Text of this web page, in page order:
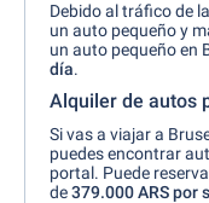
Debido al tráfico de
un auto pequeño y
un auto pequeño en
día.
Alquiler de autos
Si vas a viajar a
puedes encontrar
portal. Puede
de379.000 ARS por